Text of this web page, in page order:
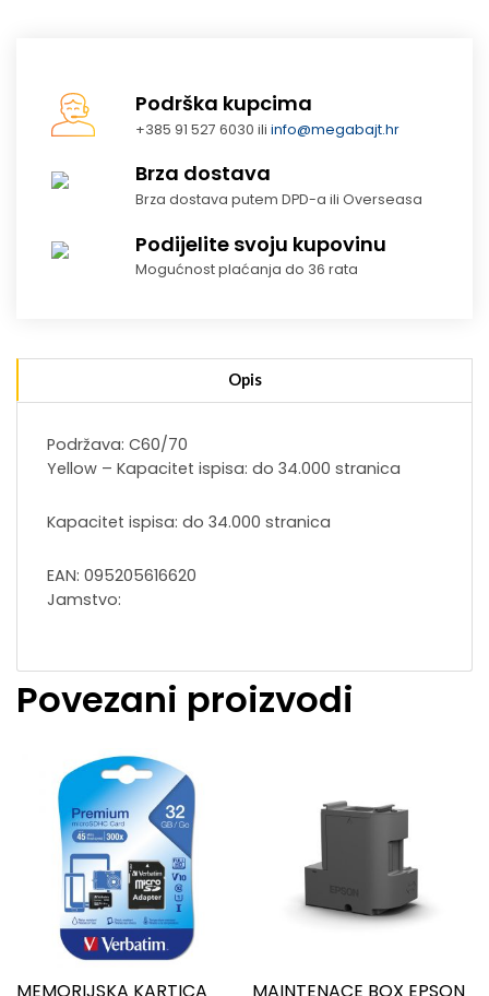
Podrška kupcima
+385 91 527 6030 iliinfo@megabajt.hr
Brza dostava
Brza dostava putem DPD-a ili Overseasa
Podijelite svoju kupovinu
Mogućnost plaćanja do 36 rata
Opis
Podržava: C60/70
Yellow – Kapacitet ispisa: do 34.000 stranica
Kapacitet ispisa: do 34.000 stranica
EAN: 095205616620
Jamstvo:
Povezani proizvodi